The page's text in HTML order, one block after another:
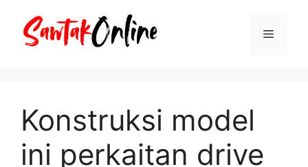
Menu
Konstruksi model
ini perkaitan drive